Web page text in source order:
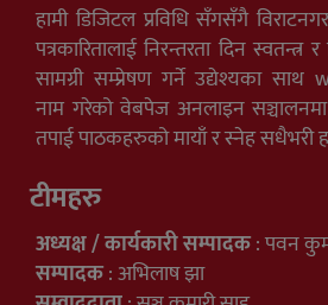
हामी डिजिटल प्रविधि सँगसँगै
पत्रकारितालाई निरन्तरता दिन स्वतन्त्र
सामग्री सम्प्रेषण गर्ने उद्येश्यका
नाम गरेको वेबपेज अनलाइन
तपाई पाठकहरुको मायाँ र स्नेह सधैभरी
टीमहरु
अध्यक्ष / कार्यकारी सम्पादक: पवन
सम्पादक: अभिलाष झा